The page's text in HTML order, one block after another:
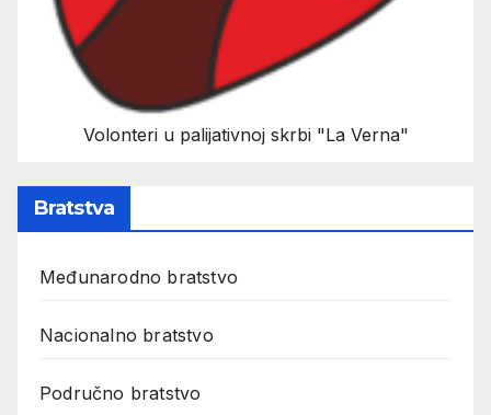
Volonteri u palijativnoj skrbi "La Verna"
Bratstva
Međunarodno bratstvo
Nacionalno bratstvo
Područno bratstvo